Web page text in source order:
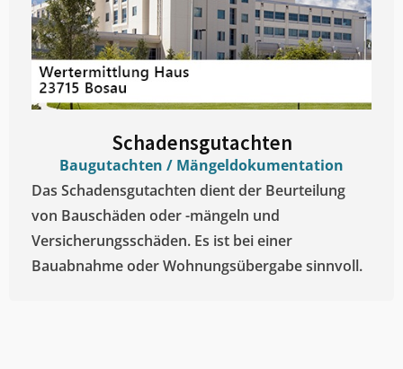
Schadensgutachten
Baugutachten / Mängeldokumentation
Das Schadensgutachten dient der Beurteilung
von Bauschäden oder -mängeln und
Versicherungsschäden. Es ist bei einer
Bauabnahme oder Wohnungsübergabe sinnvoll.